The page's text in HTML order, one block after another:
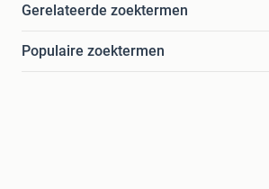
Gerelateerde zoektermen
Populaire zoektermen